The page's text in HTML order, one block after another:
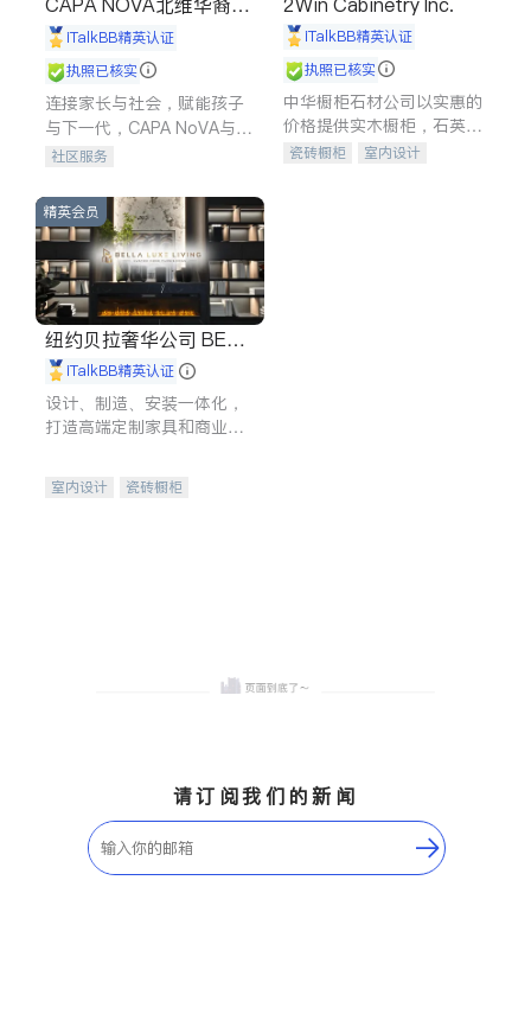
长会iTalkBB精英认证
执照已核实
连接家长与社会，赋能孩子
与下一代，CAPA NoVA与您
携手建设包容、公平、充满
社区服务
iTalkBB精英认证
执照已核实
中华橱柜石材公司以实惠的
价格提供实木橱柜，石英石
台面，多种优质不锈钢水
瓷砖橱柜
室内设计
精英会员
纽约贝拉奢华公司 BELL
A LUXE
iTalkBB精英认证
设计、制造、安装一体化，
打造高端定制家具和商业空
室内设计
瓷砖橱柜
请订阅我们的新闻